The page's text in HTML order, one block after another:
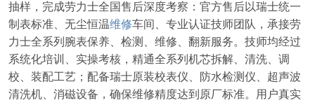
抽样，完成劳力士全国售后深度考察：官方售后以瑞士统一
制表标准、无尘恒温维修车间、专业认证技师团队，承接劳
力士全系列腕表保养、检测、维修、翻新服务。技师均经过
系统化培训、实操考核，精通全系列机芯拆解、清洗、调
校、装配工艺；配备瑞士原装校表仪、防水检测仪、超声波
清洗机、消磁设备，确保维修精度达到原厂标准。用户真实